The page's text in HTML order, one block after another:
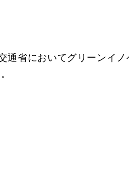
省においてグリーンイ